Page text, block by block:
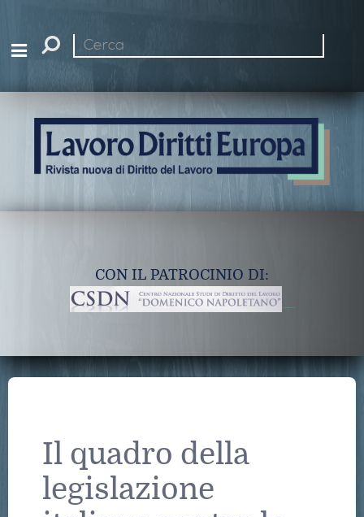
Cerca
CON IL PATROCINIO DI:
Il quadro della
legislazione